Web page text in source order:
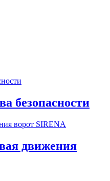
безопасности
движения